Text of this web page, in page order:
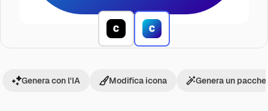
Genera con l'IA Modifica icona Genera un